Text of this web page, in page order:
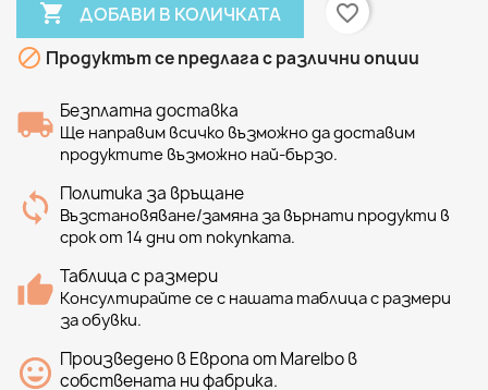
 ДОБАВИ В КОЛИЧКАТА
favorite_border
 Продуктът се предлага с различни опции
Безплатна доставка
Ще направим всичко възможно да доставим
продуктите възможно най-бързо.
Политика за връщане
Възстановяване/замяна за върнати продукти в
срок от 14 дни от покупката.
Таблица с размери
Консултирайте се с нашата таблица с размери
за обувки.
Произведено в Европа от Marelbo в
собствената ни фабрика.